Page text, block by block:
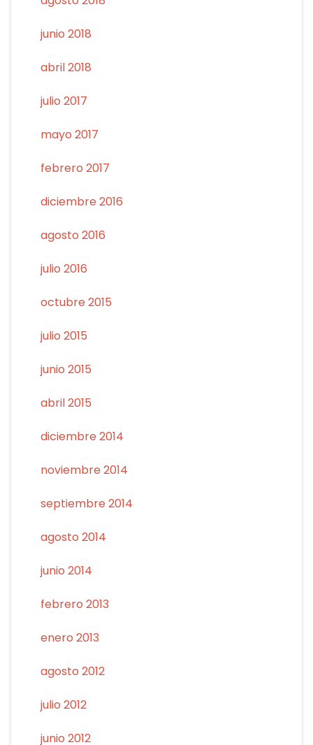
junio 2018
abril 2018
julio 2017
mayo 2017
febrero 2017
diciembre 2016
agosto 2016
julio 2016
octubre 2015
julio 2015
junio 2015
abril 2015
diciembre 2014
noviembre 2014
septiembre 2014
agosto 2014
junio 2014
febrero 2013
enero 2013
agosto 2012
julio 2012
junio 2012